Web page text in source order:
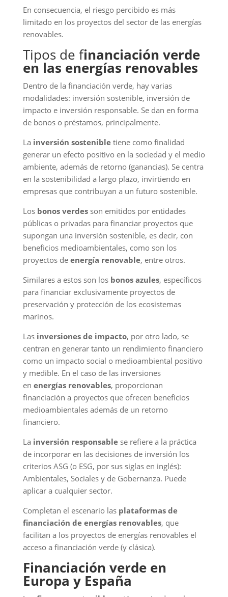
En consecuencia, el riesgo percibido es más
limitado en los proyectos del sector de las energías
renovables.
Tipos de financiación verde
en las energías renovables
Dentro de la financiación verde, hay varias
modalidades: inversión sostenible, inversión de
impacto e inversión responsable. Se dan en forma
de bonos o préstamos, principalmente.
La inversión sostenibletiene como finalidad
generar un efecto positivo en la sociedad y el medio
ambiente, además de retorno (ganancias). Se centra
en la sostenibilidad a largo plazo, invirtiendo en
empresas que contribuyan a un futuro sostenible.
Los bonos verdesson emitidos por entidades
públicas o privadas para financiar proyectos que
supongan una inversión sostenible, es decir, con
beneficios medioambientales, como son los
proyectos de energía renovable, entre otros.
Similares a estos son los bonos azules, específicos
para financiar exclusivamente proyectos de
preservación y protección de los ecosistemas
marinos.
Las inversiones de impacto, por otro lado, se
centran en generar tanto un rendimiento financiero
como un impacto social o medioambiental positivo
y medible. En el caso de las inversiones
en energías renovables, proporcionan
financiación a proyectos que ofrecen beneficios
medioambientales además de un retorno
financiero.
La inversión responsablese refiere a la práctica
de incorporar en las decisiones de inversión los
criterios ASG (o ESG, por sus siglas en inglés):
Ambientales, Sociales y de Gobernanza. Puede
aplicar a cualquier sector.
Completan el escenario las plataformas de
financiación de energías renovables, que
facilitan a los proyectos de energías renovables el
acceso a financiación verde (y clásica).
Financiación verde en
Europa y España